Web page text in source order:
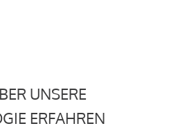
UNSERE
ERFAHREN